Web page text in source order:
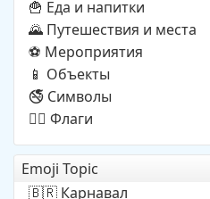
🍟 Еда и напитки
🌄 Путешествия и места
⚽ Мероприятия
📱 Объекты
🚭 Символы
🏳️‍🌈 Флаги
Emoji Topic
🇧🇷 Карнавал